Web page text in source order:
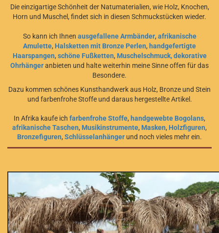
Die einzigartige Schönheit der Natumaterialien, wie Holz, Knochen,
Horn und Muschel, findet sich in diesen Schmuckstücken wieder.
So kann ich Ihnen ausgefallene Armbänder, afrikanische
Amulette, Halsketten mit Bronze Perlen, handgefertigte
Haarspangen, schöne Fußketten, Muschelschmuck, dekorative
Ohrhängeranbieten und halte weiterhin meine Sinne offen für das
Besondere.
Dazu kommen schönes Kunsthandwerk aus Holz, Bronze und Stein
und farbenfrohe Stoffe und daraus hergestellte Artikel.
In Afrika kaufe ich farbenfrohe Stoffe, handgewebte Bogolans,
afrikanische Taschen, Musikinstrumente, Masken, Holzfiguren,
Bronzefiguren, Schlüsselanhänger und noch vieles mehr ein.